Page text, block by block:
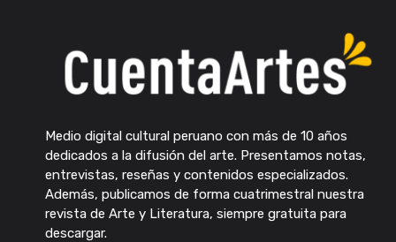
Medio digital cultural peruano con más de 10 años
dedicados a la difusión del arte. Presentamos notas,
entrevistas, reseñas y contenidos especializados.
Además, publicamos de forma cuatrimestral nuestra
revista de Arte y Literatura, siempre gratuita para
descargar.